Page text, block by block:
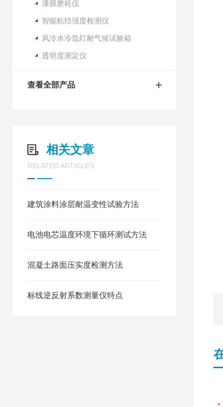
漆膜磨耗仪
智能粘结强度检测仪
风冷水冷氙灯耐气候试验箱
透明度测定仪
查看全部产品
相关文章
RELATED ARTICLES
建筑涂料涂层耐温变性试验方法
电池电芯温度环境下循环测试方法
混凝土路面压实度检测方法
标线逆反射系数测量仪特点